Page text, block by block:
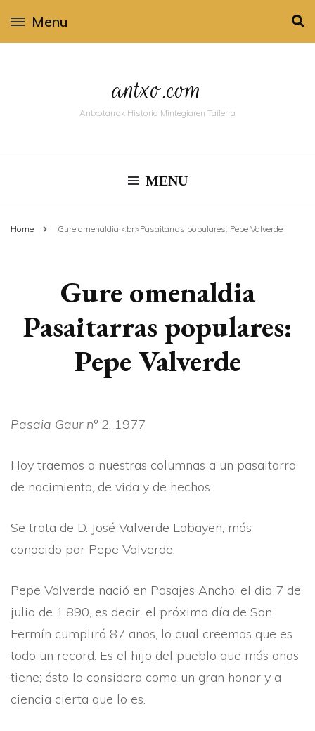
Menu
antxo.com
Antxotarrok Historia Mintegiaren Tailerra
MENU
Home Gure omenaldia <br>Pasaitarras populares: Pepe Valverde
Gure omenaldia
Pasaitarras populares:
Pepe Valverde
Pasaia Gaur nº 2, 1977
Hoy traemos a nuestras columnas a un pasaitarra
de nacimiento, de vida y de hechos.
Se trata de D. José Valverde Labayen, más
conocido por Pepe Valverde.
Pepe Valverde nació en Pasajes Ancho, el dia 7 de
julio de 1.890, es decir, el próximo dí­a de San
Fermí­n cumplirá 87 años, lo cual creemos que es
todo un record. Es el hijo del pueblo que más años
tiene; ésto lo considera coma un gran honor y a
ciencia cierta que lo es.